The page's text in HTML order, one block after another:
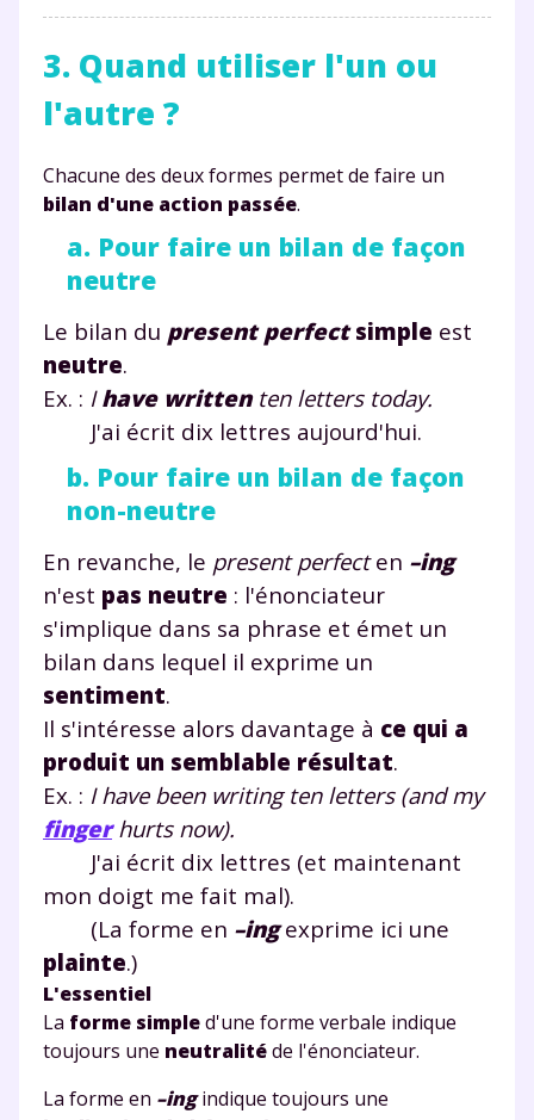
3. Quand utiliser l'un ou
l'autre ?
Chacune des deux formes permet de faire un
bilan d'une action passée.
a. Pour faire un bilan de façon
neutre
Le bilan du present perfectsimple est
neutre.
Ex. : Ihave writtenten letters today.
J'ai écrit dix lettres aujourd'hui.
b. Pour faire un bilan de façon
non-neutre
En revanche, le present perfecten –ing
n'est pas neutre : l'énonciateur
s'implique dans sa phrase et émet un
bilan dans lequel il exprime un
sentiment.
Il s'intéresse alors davantage à ce qui a
produit un semblable résultat.
Ex. : I have been writing ten letters (and my
fingerhurts now).
J'ai écrit dix lettres (et maintenant
mon doigt me fait mal).
(La forme en –ingexprime ici une
plainte.)
L'essentiel
La forme simpled'une forme verbale indique
toujours une neutralitéde l'énonciateur.
La forme en –ingindique toujours une
Envie de progresser
et de réussir votre
année scolaire ?
Testez gratuitement
pendant 24h notre
plateforme de soutien
scolaire !
Fiches de cours et vidéos,exercices
corrigés,podcasts de révisions
suivre les progrès